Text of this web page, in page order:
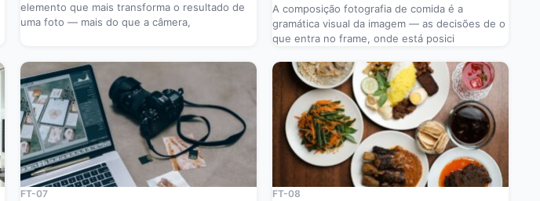
elemento que mais transforma o resultado de
uma foto — mais do que a câmera,
A composição fotografia de comida é a
gramática visual da imagem — as decisões de o
que entra no frame, onde está posici
FT-07 FT-08